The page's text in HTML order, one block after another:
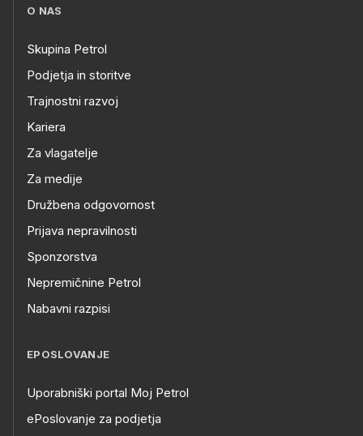
O NAS
Skupina Petrol
Podjetja in storitve
Trajnostni razvoj
Kariera
Za vlagatelje
Za medije
Družbena odgovornost
Prijava nepravilnosti
Sponzorstva
Nepremičnine Petrol
Nabavni razpisi
EPOSLOVANJE
Uporabniški portal Moj Petrol
ePoslovanje za podjetja